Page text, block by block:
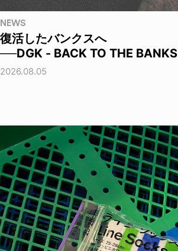
NEWS
復活したバンクスへ
──DGK - BACK TO THE BANKS
2026.08.05